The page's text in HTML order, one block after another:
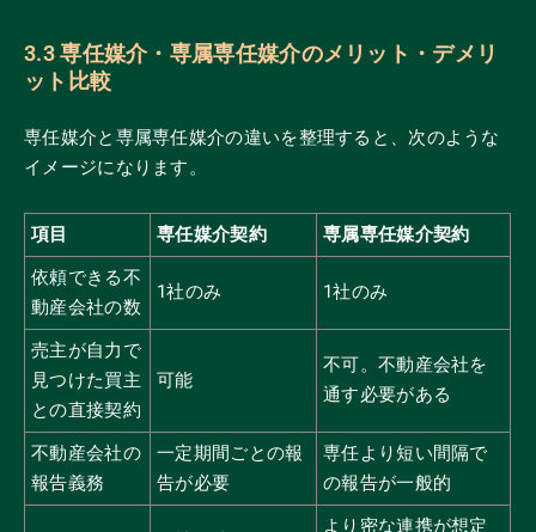
3.3 専任媒介・専属専任媒介のメリット・デメリ
ット比較
専任媒介と専属専任媒介の違いを整理すると、次のような
イメージになります。
項目 専任媒介契約
専属専任媒介契約
依頼できる不
動産会社の数
1社のみ 1社のみ
売主が自力で
見つけた買主
との直接契約
可能
不可。不動産会社を
通す必要がある
不動産会社の
報告義務
一定期間ごとの報
告が必要
専任より短い間隔で
の報告が一般的
より密な連携が想定